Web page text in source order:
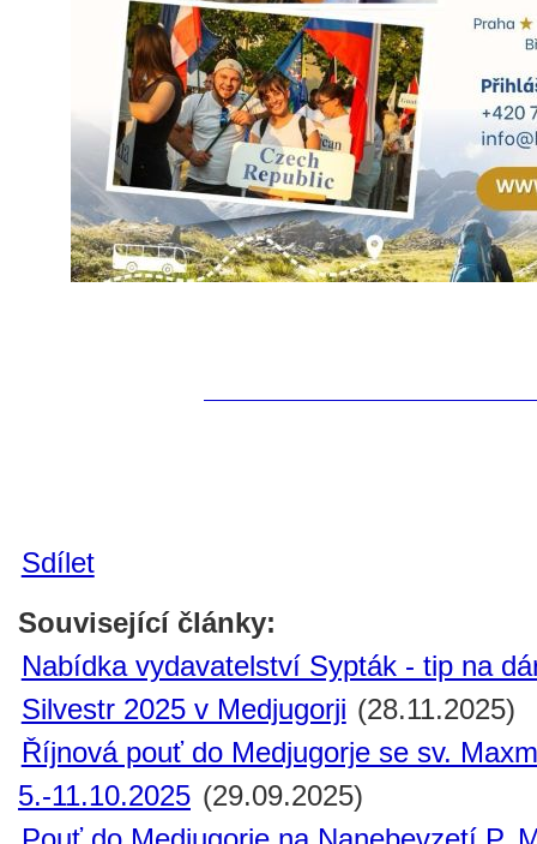
Sdílet
Související články:
Nabídka vydavatelství Sypták - tip na
Silvestr 2025 v Medjugorji (28.11.2025)
Říjnová pouť do Medjugorje se sv.
5.-11.10.2025 (29.09.2025)